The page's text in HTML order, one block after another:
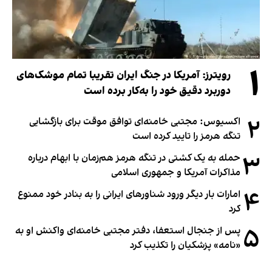
۱
رویترز: آمریکا در جنگ ایران تقریبا تمام موشک‌های
دوربرد دقیق خود را به‌کار برده است
۲ اکسیوس: مجتبی خامنه‌ای توافق موقت برای بازگشایی
تنگه هرمز را تایید کرده است
۳ حمله به یک کشتی در تنگه هرمز هم‌زمان با ابهام درباره
مذاکرات آمریکا و جمهوری اسلامی
۴ امارات بار دیگر ورود شناورهای ایرانی را به بنادر خود ممنوع
کرد
۵ پس از جنجال استعفا، دفتر مجتبی خامنه‌ای واکنش او به
«نامه» پزشکیان را تکذیب کرد